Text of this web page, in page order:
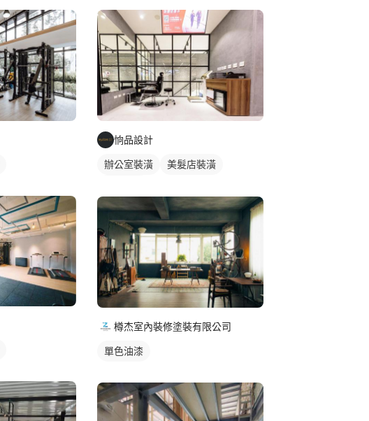
恦品設計
辦公室裝潢
美髮店裝潢
樽杰室內裝修塗裝有限公司
單色油漆